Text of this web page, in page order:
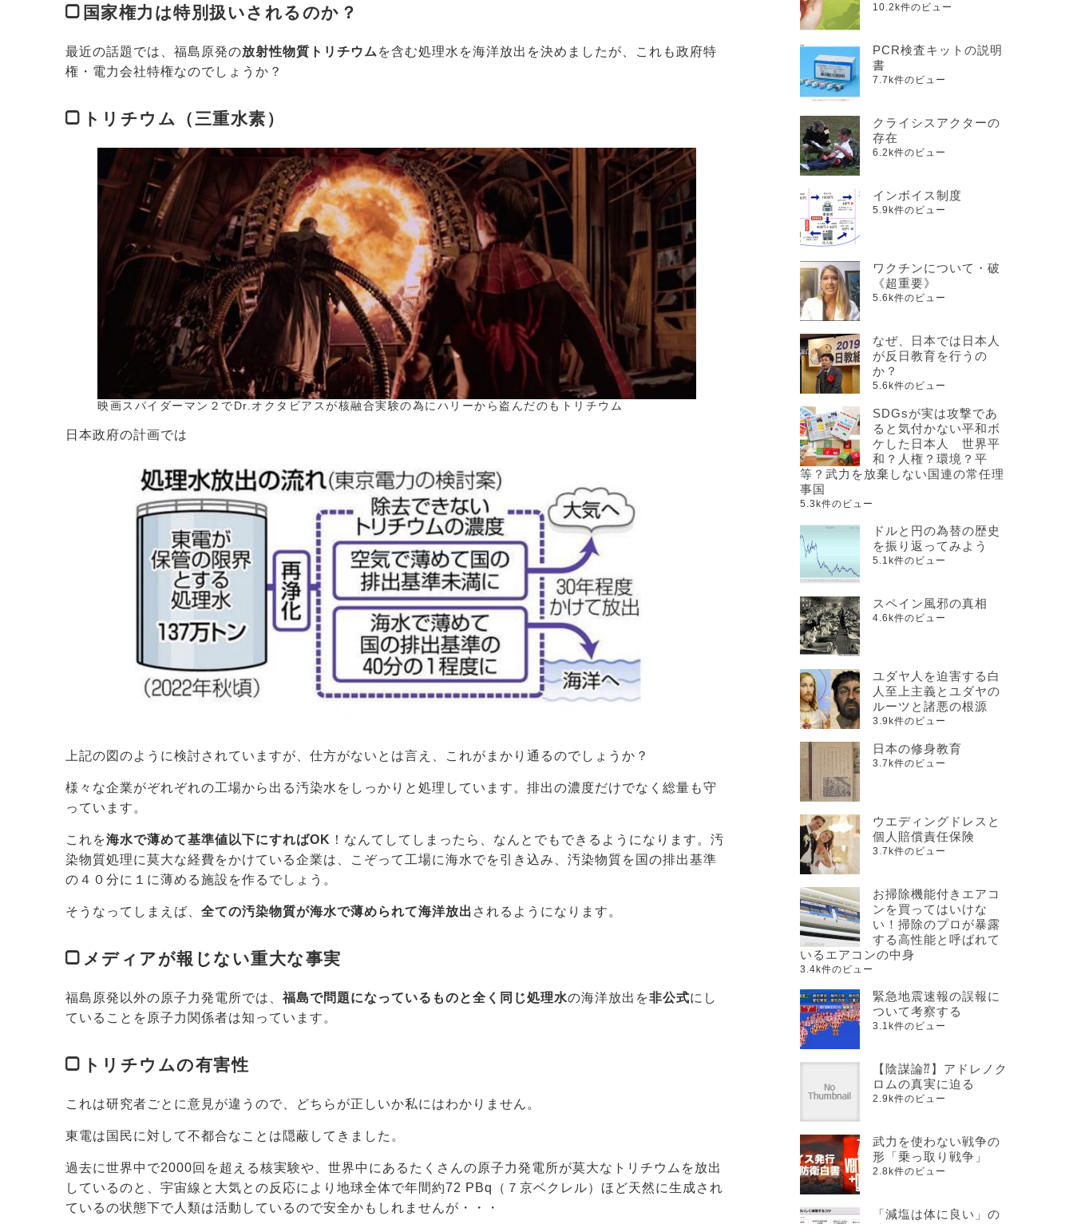
国家権力は特別扱いされるのか？
最近の話題では、福島原発の放射性物質トリチウム を含む処理水を海洋放出を決めましたが、これも政府特
権・電力会社特権なのでしょうか？
トリチウム（三重水素）
映画スパイダーマン２でDr.オクタビアスが核融合実験の為にハリーから盗んだのもトリチウム
日本政府の計画では
上記の図のように検討されていますが、仕方がないとは言え、これがまかり通るのでしょうか？
様々な企業がぞれぞれの工場から出る汚染水をしっかりと処理しています。排出の濃度だけでなく総量も守
っています。
これを海水で薄めて基準値以下にすればOK ！なんてしてしまったら、なんとでもできるようになります。汚
染物質処理に莫大な経費をかけている企業は、こぞって工場に海水でを引き込み、汚染物質を国の排出基準
の４０分に１に薄める施設を作るでしょう。
そうなってしまえば、 全ての汚染物質が海水で薄められて海洋放出 されるようになります。
メディアが報じない重大な事実
福島原発以外の原子力発電所では、 福島で問題になっているものと全く同じ処理水の海洋放出を非公式にし
ていることを原子力関係者は知っています。
トリチウムの有害性
これは研究者ごとに意見が違うので、どちらが正しいか私にはわかりません。
東電は国民に対して不都合なことは隠蔽してきました。
過去に世界中で2000回を超える核実験や、世界中にあるたくさんの原子力発電所が莫大なトリチウムを放出
しているのと、宇宙線と大気との反応により地球全体で年間約72 PBq（７京ベクレル）ほど天然に生成され
ているの状態下で人類は活動しているので安全かもしれませんが・・・
10.2k件のビュー
PCR検査キットの説明
書
7.7k件のビュー
クライシスアクターの
存在
6.2k件のビュー
インボイス制度
5.9k件のビュー
ワクチンについて・破
《超重要》
5.6k件のビュー
なぜ、日本では日本人
が反日教育を行うの
か？
5.6k件のビュー
SDGsが実は攻撃であ
ると気付かない平和ボ
ケした日本人 世界平
和？人権？環境？平
等？武力を放棄しない国連の常任理
事国
5.3k件のビュー
ドルと円の為替の歴史
を振り返ってみよう
5.1k件のビュー
スペイン風邪の真相
4.6k件のビュー
ユダヤ人を迫害する白
人至上主義とユダヤの
ルーツと諸悪の根源
3.9k件のビュー
日本の修身教育
3.7k件のビュー
ウエディングドレスと
個人賠償責任保険
3.7k件のビュー
お掃除機能付きエアコ
ンを買ってはいけな
い！掃除のプロが暴露
する高性能と呼ばれて
いるエアコンの中身
3.4k件のビュー
緊急地震速報の誤報に
ついて考察する
3.1k件のビュー
【陰謀論⁇】アドレノク
ロムの真実に迫る
2.9k件のビュー
武力を使わない戦争の
形「乗っ取り戦争」
2.8k件のビュー
「減塩は体に良い」の